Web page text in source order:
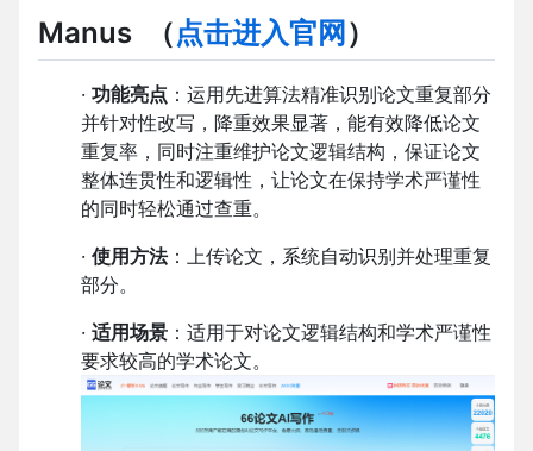
Manus （点击进入官网 ）
· 功能亮点 ：运用先进算法精准识别论文重复部分
并针对性改写，降重效果显著，能有效降低论文
重复率，同时注重维护论文逻辑结构，保证论文
整体连贯性和逻辑性，让论文在保持学术严谨性
的同时轻松通过查重。
· 使用方法：上传论文，系统自动识别并处理重复
部分。
· 适用场景 ：适用于对论文逻辑结构和学术严谨性
要求较高的学术论文。